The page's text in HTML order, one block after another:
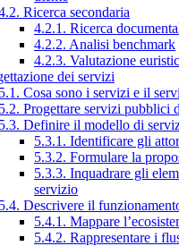
Ricerca secondaria
4.2.1. Ricerca
4.2.2. Analisi benchmark
4.2.3. Valutazione
dei servizi
5.1. Cosa sono i servizi e il
5.2. Progettare servizi pubblici
5.3. Definire il modello di
5.3.1. Identificare gli
5.3.2. Formulare la
5.3.3. Inquadrare gli
servizio
5.4. Descrivere il
5.4.1. Mappare
5.4.2. Rappresentare i